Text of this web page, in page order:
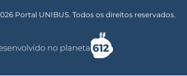
Portal UNIBUS. Todos os direitos reservados.